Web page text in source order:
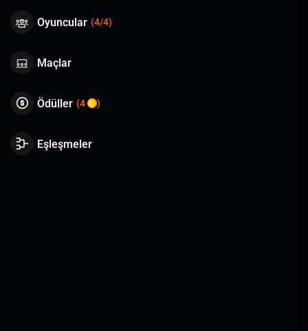
Oyuncular (4/4)
Maçlar
Ödüller (4 )
Eşleşmeler